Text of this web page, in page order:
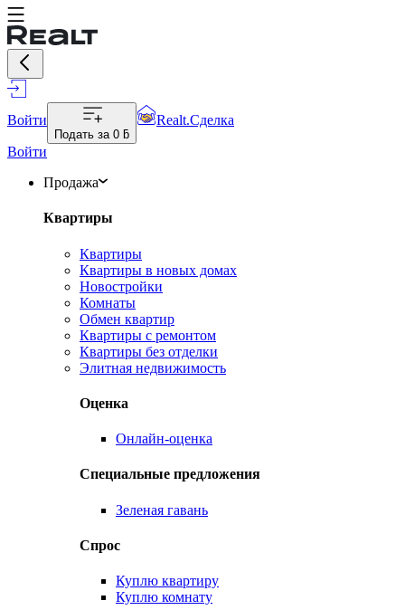
Войти
Подать за 0 ƃ
Realt.Сделка
Войти
Продажа
Квартиры
Квартиры
Квартиры в новых домах
Новостройки
Комнаты
Обмен квартир
Квартиры с ремонтом
Квартиры без отделки
Элитная недвижимость
Оценка
Онлайн-оценка
Специальные предложения
Зеленая гавань
Спрос
Куплю квартиру
Куплю комнату